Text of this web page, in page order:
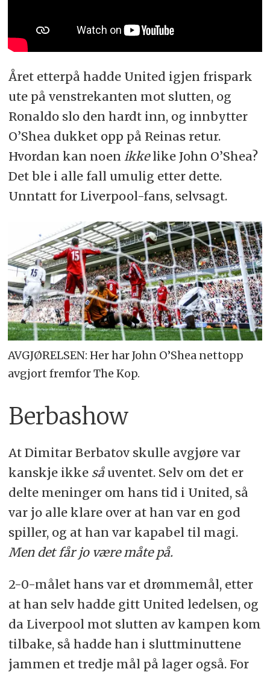
Året etterpå hadde United igjen frispark
ute på venstrekanten mot slutten, og
Ronaldo slo den hardt inn, og innbytter
O’Shea dukket opp på Reinas retur.
Hvordan kan noen ikkelike John O’Shea?
Det ble i alle fall umulig etter dette.
Unntatt for Liverpool-fans, selvsagt.
AVGJØRELSEN: Her har John O’Shea nettopp
avgjort fremfor The Kop.
Berbashow
At Dimitar Berbatov skulle avgjøre var
kanskje ikke såuventet. Selv om det er
delte meninger om hans tid i United, så
var jo alle klare over at han var en god
spiller, og at han var kapabel til magi.
Men det får jo være måte på.
2-0-målet hans var et drømmemål, etter
at han selv hadde gitt United ledelsen, og
da Liverpool mot slutten av kampen kom
tilbake, så hadde han i sluttminuttene
jammen et tredje mål på lager også. For